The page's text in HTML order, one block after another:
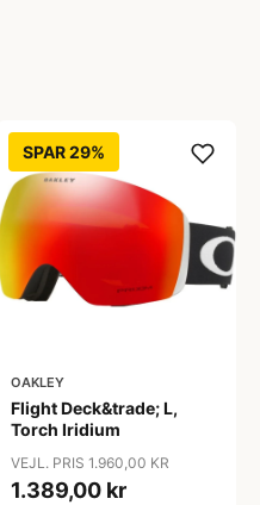
SPAR 29%
OAKLEY
Flight Deck&trade; L,
Torch Iridium
VEJL. PRIS 1.960,00 KR
1.389,00 kr